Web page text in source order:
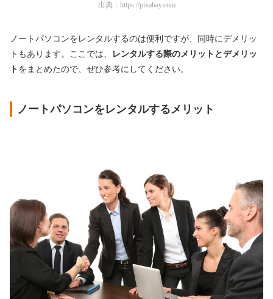
出典： https://pixabay.com
ノートパソコンをレンタルするのは便利ですが、同時にデメリッ
トもあります。ここでは、
レンタルする際のメリットとデメリッ
ト をまとめたので、ぜひ参考にしてください。
ノートパソコンをレンタルするメリット